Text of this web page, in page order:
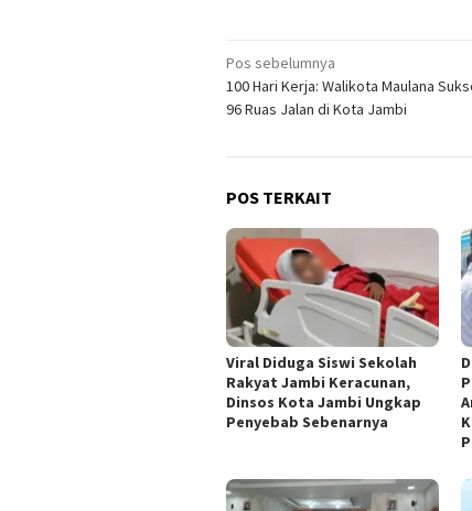
Navigasi
pos
Pos sebelumnya
100 Hari Kerja: Walikota Maulana
96 Ruas Jalan di Kota Jambi
POS TERKAIT
Viral Diduga Siswi Sekolah
Rakyat Jambi Keracunan,
Dinsos Kota Jambi Ungkap
Penyebab Sebenarnya